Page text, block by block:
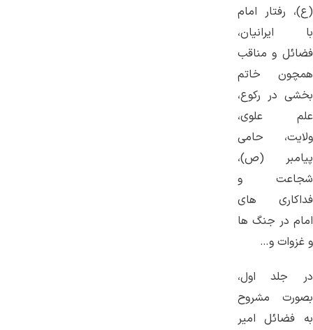
(ع)، رفتار امام
با ایرانیان،
فضائل و مناقب
همچون خاتم
بخشی در رکوع،
علم علوی،
ولایت، حامی
پیامبر (ص)،
شجاعت و
فداکاری های
امام در جنگ ها
و غزوات و…
در جلد اول،
بصورت مشروح
به فضائل امیر